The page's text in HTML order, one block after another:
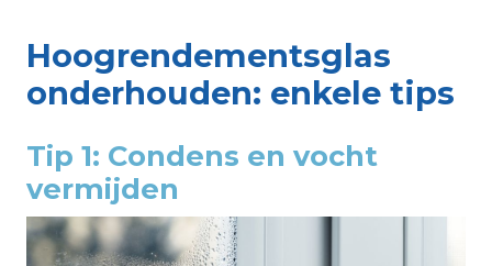
Hoogrendementsglas
onderhouden: enkele tips
Tip 1: Condens en vocht
vermijden